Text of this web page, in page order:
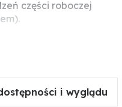
części roboczej
x 10
i wyglądu